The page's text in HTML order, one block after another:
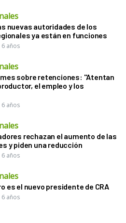
nuevas autoridades de los
ya están en funciones
6 años
sobre retenciones: "Atentan
el empleo y los
6 años
rechazan el aumento de las
y piden una reducción
6 años
es el nuevo presidente de CRA
6 años